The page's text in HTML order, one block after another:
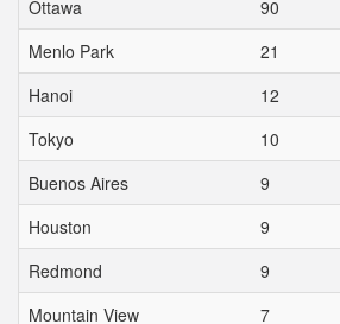
Ottawa
90
Menlo Park
21
Hanoi
12
Tokyo
10
Buenos Aires
9
Houston
9
Redmond
9
Mountain View
7